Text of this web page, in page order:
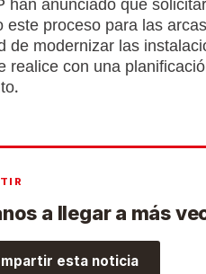
han anunciado que
este proceso para las
de modernizar las
realice con una
a llegar a más
esta noticia